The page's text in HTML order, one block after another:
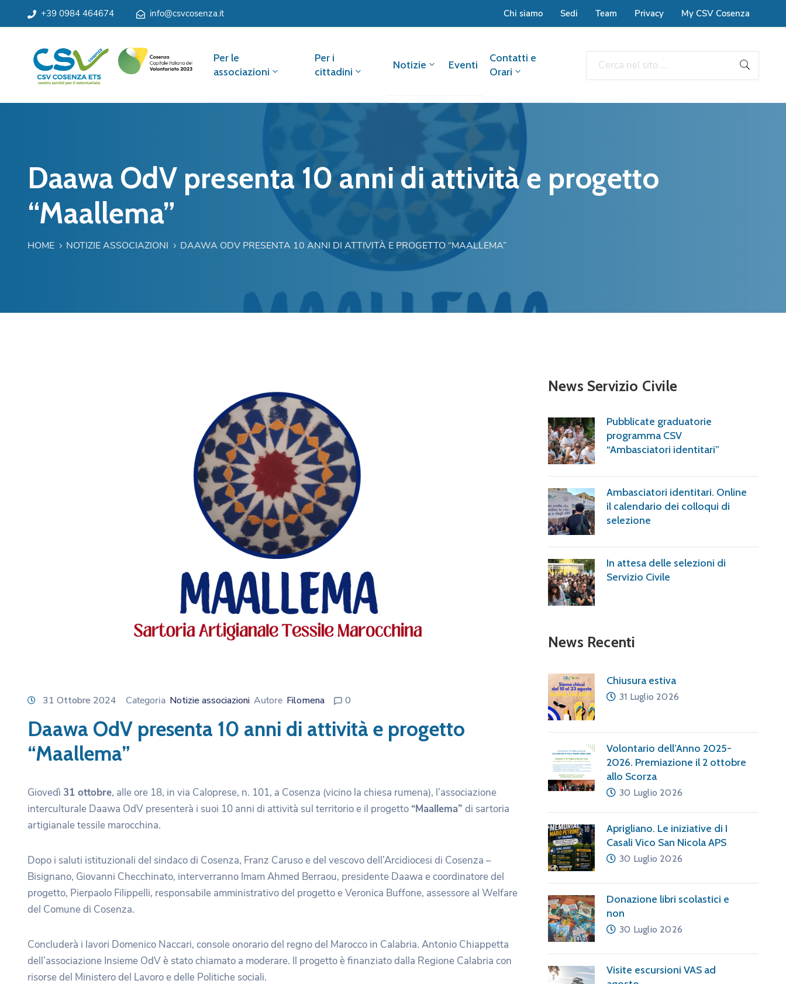
+39 0984 464674 info@csvcosenza.it Chi siamo Sedi Team Privacy My CSV Cosenza
Per le
associazioni
Per i
cittadini
Notizie Eventi
Contatti e
Orari
Daawa OdV presenta 10 anni di attività e progetto
“Maallema”
HOME NOTIZIE ASSOCIAZIONI DAAWA ODV PRESENTA 10 ANNI DI ATTIVITÀ E PROGETTO “MAALLEMA”
31 Ottobre 2024 Categoria Notizie associazioni Autore Filomena 0
Daawa OdV presenta 10 anni di attività e progetto
“Maallema”
Giovedì 31 ottobre, alle ore 18, in via Caloprese, n. 101, a Cosenza (vicino la chiesa rumena), l’associazione
interculturale Daawa OdV presenterà i suoi 10 anni di attività sul territorio e il progetto “Maallema” di sartoria
artigianale tessile marocchina.
Dopo i saluti istituzionali del sindaco di Cosenza, Franz Caruso e del vescovo dell’Arcidiocesi di Cosenza –
Bisignano, Giovanni Checchinato, interverranno Imam Ahmed Berraou, presidente Daawa e coordinatore del
progetto, Pierpaolo Filippelli, responsabile amministrativo del progetto e Veronica Buffone, assessore al Welfare
del Comune di Cosenza.
Concluderà i lavori Domenico Naccari, console onorario del regno del Marocco in Calabria. Antonio Chiappetta
dell’associazione Insieme OdV è stato chiamato a moderare. Il progetto è finanziato dalla Regione Calabria con
risorse del Ministero del Lavoro e delle Politiche sociali.
News Servizio Civile
Pubblicate graduatorie
programma CSV
“Ambasciatori identitari”
Ambasciatori identitari. Online
il calendario dei colloqui di
selezione
In attesa delle selezioni di
Servizio Civile
News Recenti
Chiusura estiva
31 Luglio 2026
Volontario dell’Anno 2025-
2026. Premiazione il 2 ottobre
allo Scorza
30 Luglio 2026
Aprigliano. Le iniziative di I
Casali Vico San Nicola APS
30 Luglio 2026
Donazione libri scolastici e
non
30 Luglio 2026
Visite escursioni VAS ad